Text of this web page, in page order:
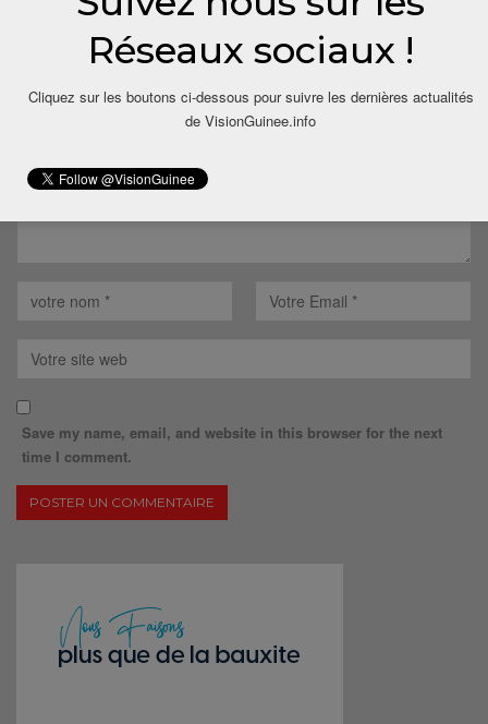
LAISSER UN COMMENTAIRE
Votre adresse email ne sera pas publiée.
Save my name, email, and website in this browser for the next
time I comment.
Réseaux sociaux !
Cliquez sur les boutons ci-dessous pour suivre les dernières actualités
de VisionGuinee.info